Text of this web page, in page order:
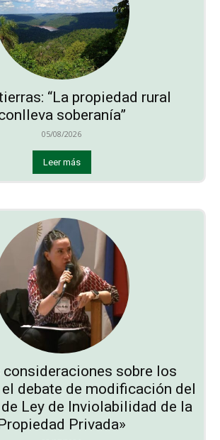
“La propiedad rural
soberanía”
05/08/2026
Leer más
consideraciones sobre los
debate de modificación del
Ley de Inviolabilidad de la
Privada»